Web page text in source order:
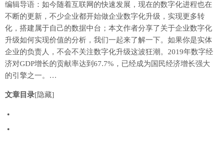
编辑导语：如今随着互联网的快速发展，现在的数字化进程也在
不断的更新，不少企业都开始做企业数字化升级，实现更多转
化，搭建属于自己的数据中台；本文作者分享了关于企业数字化
升级如何实现价值的分析，我们一起来了解一下。如果你是实体
企业的负责人，不会不关注数字化升级这波狂潮。2019年数字经
济对GDP增长的贡献率达到67.7%，已经成为国民经济增长强大
的引擎之一。…
文章目录[隐藏]